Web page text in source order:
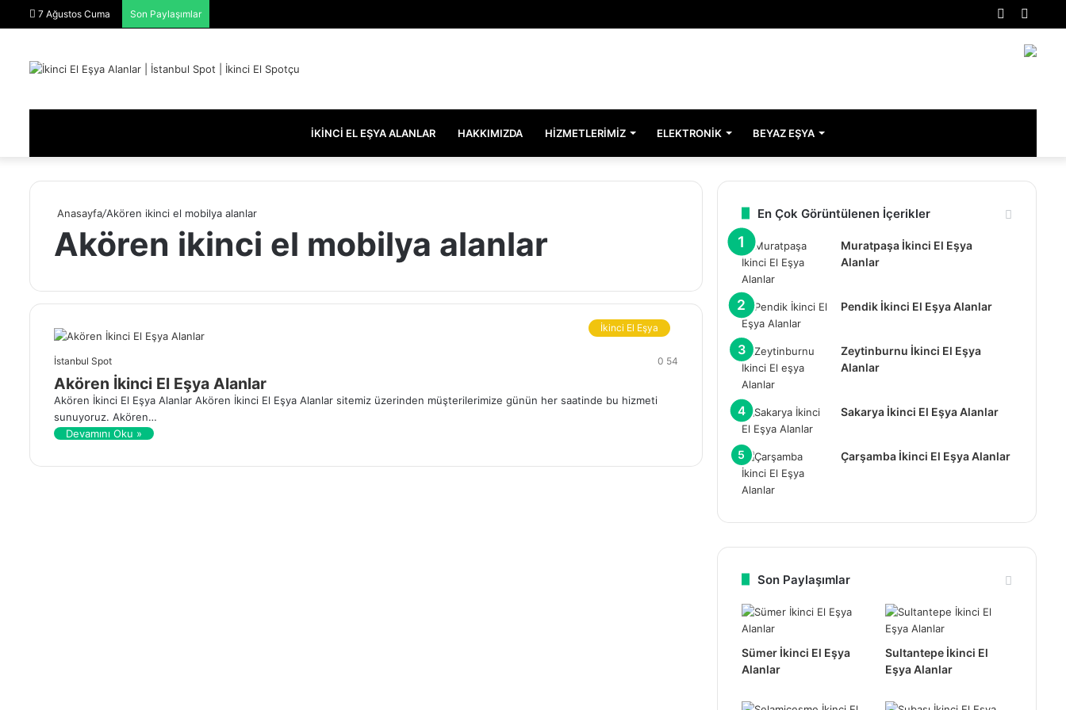
7 Ağustos Cuma Son Paylaşımlar
Rastgele
Makale
İKINCI EL EŞYA ALANLAR HAKKIMIZDA HIZMETLERIMIZ ELEKTRONIK BEYAZ EŞYA
Anasayfa/Akören ikinci el mobilya alanlar
Akören ikinci el mobilya alanlar
İkinci El Eşya
İstanbul Spot 0 54
Akören İkinci El Eşya Alanlar
Akören İkinci El Eşya Alanlar Akören İkinci El Eşya Alanlar sitemiz üzerinden müşterilerimize günün her saatinde bu hizmeti
sunuyoruz. Akören…
Devamını Oku »
En Çok Görüntülenen İçerikler
Muratpaşa İkinci El Eşya
Alanlar
Pendik İkinci El Eşya Alanlar
Zeytinburnu İkinci El Eşya
Alanlar
Sakarya İkinci El Eşya Alanlar
Çarşamba İkinci El Eşya Alanlar
Son Paylaşımlar
Sümer İkinci El Eşya
Alanlar
Sultantepe İkinci El
Eşya Alanlar